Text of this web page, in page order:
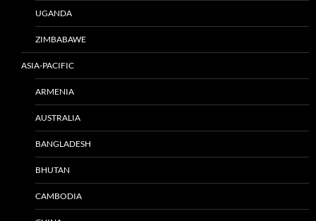
UGANDA
ZIMBABAWE
ASIA-PACIFIC
ARMENIA
AUSTRALIA
BANGLADESH
BHUTAN
CAMBODIA